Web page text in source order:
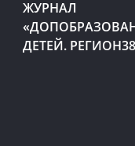
ЖУРНАЛ
ДЕТЕЙ.